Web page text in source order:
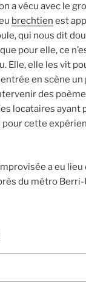
a vécu avec le
brechtien est
qui nous dit
pour elle, ce
Elle, elle les vit
en scène un
des
locataires ayant
pour cette
a eu lieu
du métro Berri-